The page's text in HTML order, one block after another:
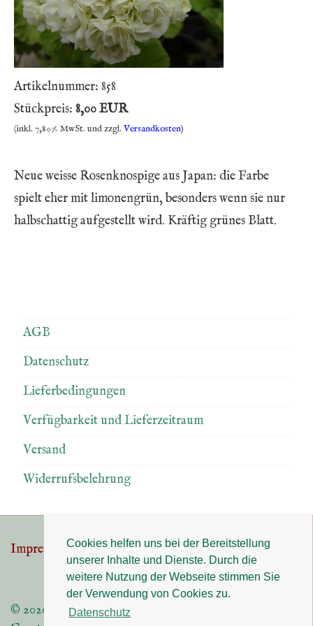
Cookies helfen uns bei der Bereitstellung
unserer Inhalte und Dienste. Durch die
weitere Nutzung der Webseite stimmen Sie
der Verwendung von Cookies zu.
Datenschutz
Artikelnummer: 858
Stückpreis: 8,00 EUR
(inkl. 7,80% MwSt. und zzgl.Versandkosten)
Neue weisse Rosenknospige aus Japan: die Farbe
spielt eher mit limonengrün, besonders wenn sie nur
halbschattig aufgestellt wird. Kräftig grünes Blatt.
AGB
Datenschutz
Lieferbedingungen
Verfügbarkeit und Lieferzeitraum
Versand
Widerrufsbelehrung
Footer-
Impressum Datenschutz
© 2026